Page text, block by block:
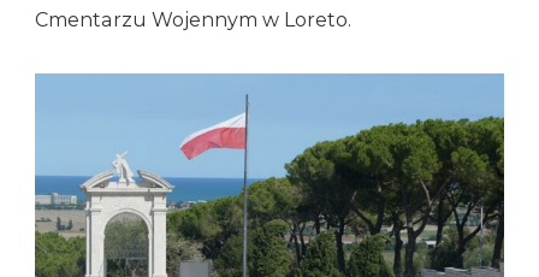
Cmentarzu Wojennym w Loreto.